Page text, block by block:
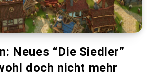
Neues “Die Siedler”
doch nicht mehr